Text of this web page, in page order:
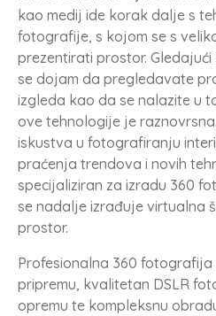
kao medij ide korak dalje s
fotografije, s kojom se s
prezentirati prostor.
se dojam da pregledavate
izgleda kao da se nalazite u
ove tehnologije je
iskustva u fotografiranju
praćenja trendova i novih
specijaliziran za izradu 360
se nadalje izrađuje virtualna
prostor.
Profesionalna 360
pripremu, kvalitetan DSLR
opremu te kompleksnu